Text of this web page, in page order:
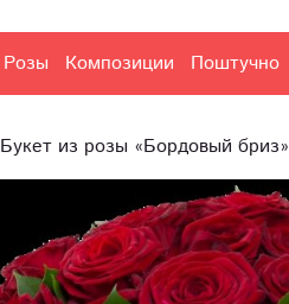
Розы Композиции Поштучно
Букет из розы «Бордовый бриз»